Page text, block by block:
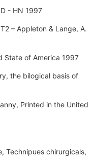
- HN 1997
– Appleton & Lange, A.
State of America 1997
the bilogical basis of
Printed in the United
Technipues chirurgicals,